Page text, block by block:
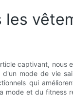
les
captivant, nous
mode de vie
qui
mode et du fitness